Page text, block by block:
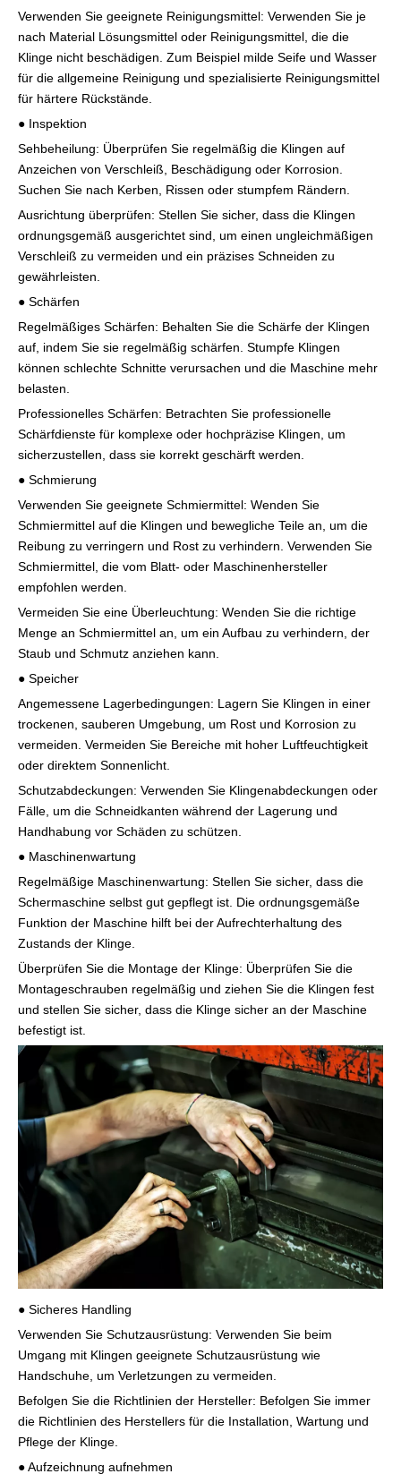
Verwenden Sie geeignete Reinigungsmittel: Verwenden Sie je
nach Material Lösungsmittel oder Reinigungsmittel, die die
Klinge nicht beschädigen. Zum Beispiel milde Seife und Wasser
für die allgemeine Reinigung und spezialisierte Reinigungsmittel
für härtere Rückstände.
● Inspektion
Sehbeheilung: Überprüfen Sie regelmäßig die Klingen auf
Anzeichen von Verschleiß, Beschädigung oder Korrosion.
Suchen Sie nach Kerben, Rissen oder stumpfem Rändern.
Ausrichtung überprüfen: Stellen Sie sicher, dass die Klingen
ordnungsgemäß ausgerichtet sind, um einen ungleichmäßigen
Verschleiß zu vermeiden und ein präzises Schneiden zu
gewährleisten.
● Schärfen
Regelmäßiges Schärfen: Behalten Sie die Schärfe der Klingen
auf, indem Sie sie regelmäßig schärfen. Stumpfe Klingen
können schlechte Schnitte verursachen und die Maschine mehr
belasten.
Professionelles Schärfen: Betrachten Sie professionelle
Schärfdienste für komplexe oder hochpräzise Klingen, um
sicherzustellen, dass sie korrekt geschärft werden.
● Schmierung
Verwenden Sie geeignete Schmiermittel: Wenden Sie
Schmiermittel auf die Klingen und bewegliche Teile an, um die
Reibung zu verringern und Rost zu verhindern. Verwenden Sie
Schmiermittel, die vom Blatt- oder Maschinenhersteller
empfohlen werden.
Vermeiden Sie eine Überleuchtung: Wenden Sie die richtige
Menge an Schmiermittel an, um ein Aufbau zu verhindern, der
Staub und Schmutz anziehen kann.
● Speicher
Angemessene Lagerbedingungen: Lagern Sie Klingen in einer
trockenen, sauberen Umgebung, um Rost und Korrosion zu
vermeiden. Vermeiden Sie Bereiche mit hoher Luftfeuchtigkeit
oder direktem Sonnenlicht.
Schutzabdeckungen: Verwenden Sie Klingenabdeckungen oder
Fälle, um die Schneidkanten während der Lagerung und
Handhabung vor Schäden zu schützen.
● Maschinenwartung
Regelmäßige Maschinenwartung: Stellen Sie sicher, dass die
Schermaschine selbst gut gepflegt ist. Die ordnungsgemäße
Funktion der Maschine hilft bei der Aufrechterhaltung des
Zustands der Klinge.
Überprüfen Sie die Montage der Klinge: Überprüfen Sie die
Montageschrauben regelmäßig und ziehen Sie die Klingen fest
und stellen Sie sicher, dass die Klinge sicher an der Maschine
befestigt ist.
● Sicheres Handling
Verwenden Sie Schutzausrüstung: Verwenden Sie beim
Umgang mit Klingen geeignete Schutzausrüstung wie
Handschuhe, um Verletzungen zu vermeiden.
Befolgen Sie die Richtlinien der Hersteller: Befolgen Sie immer
die Richtlinien des Herstellers für die Installation, Wartung und
Pflege der Klinge.
● Aufzeichnung aufnehmen